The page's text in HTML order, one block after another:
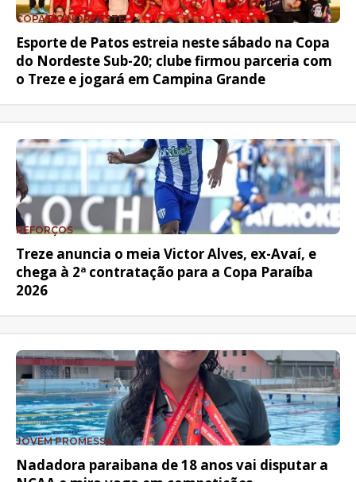
COPA DO NORDESTE
Esporte de Patos estreia neste sábado na Copa
do Nordeste Sub-20; clube firmou parceria com
o Treze e jogará em Campina Grande
REFORÇOS
Treze anuncia o meia Victor Alves, ex-Avaí, e
chega à 2ª contratação para a Copa Paraíba
2026
JOVEM PROMESSA
Nadadora paraibana de 18 anos vai disputar a